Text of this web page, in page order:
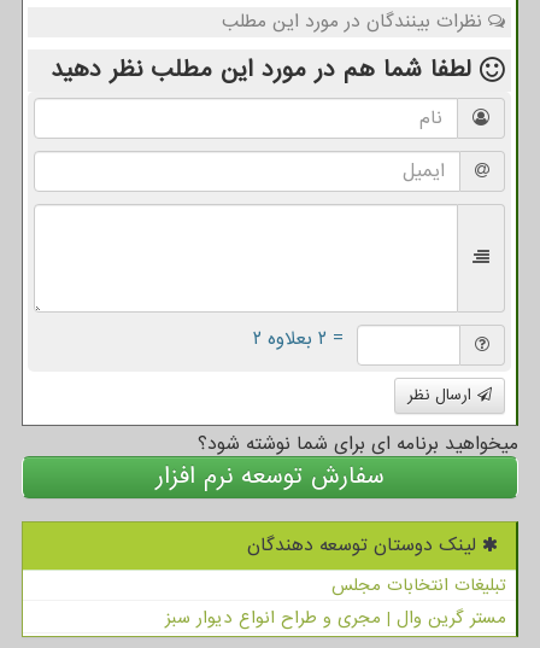
نظرات بینندگان در مورد این مطلب
لطفا شما هم در مورد این مطلب نظر دهید
= ۲ بعلاوه ۲
ارسال نظر
میخواهید برنامه ای برای شما نوشته شود؟
سفارش توسعه نرم افزار
لینک دوستان توسعه دهندگان
تبلیغات انتخابات مجلس
مستر گرین وال | مجری و طراح انواع دیوار سبز